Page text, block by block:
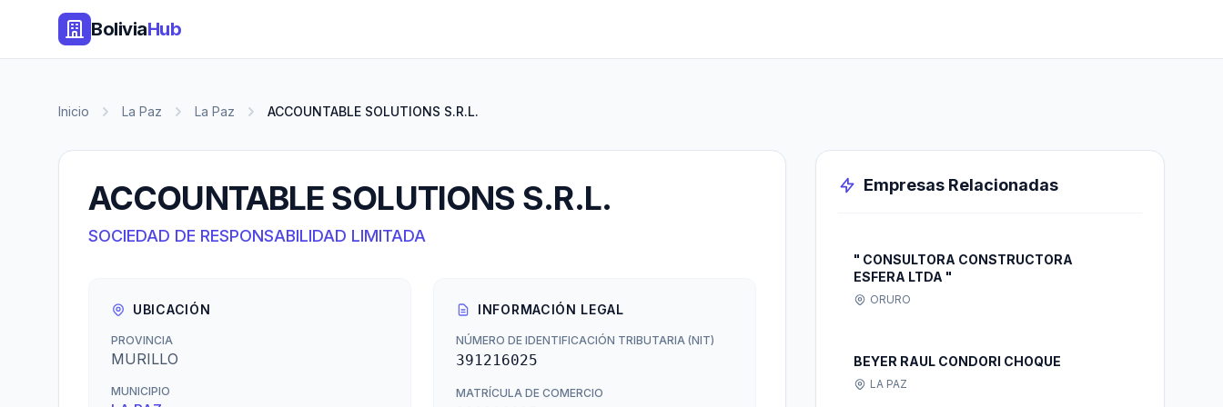
BoliviaHub
Inicio La Paz La Paz ACCOUNTABLE SOLUTIONS S.R.L.
ACCOUNTABLE SOLUTIONS S.R.L.
SOCIEDAD DE RESPONSABILIDAD LIMITADA
UBICACIÓN
PROVINCIA
MURILLO
MUNICIPIO
INFORMACIÓN LEGAL
NÚMERO DE IDENTIFICACIÓN TRIBUTARIA (NIT)
391216025
MATRÍCULA DE COMERCIO
Empresas Relacionadas
" CONSULTORA CONSTRUCTORA
ESFERA LTDA "
ORURO
BEYER RAUL CONDORI CHOQUE
LA PAZ